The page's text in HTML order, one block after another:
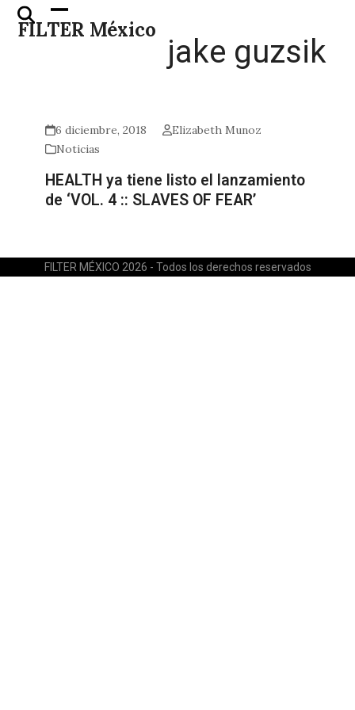
Skip
FILTER México
Open
mobile
Close
mobile
jake guzsik
6 diciembre, 2018
Elizabeth Munoz
Noticias
HEALTH ya tiene listo el lanzamiento
de ‘VOL. 4 :: SLAVES OF FEAR’
FILTER MÉXICO 2026 - Todos los derechos reservados